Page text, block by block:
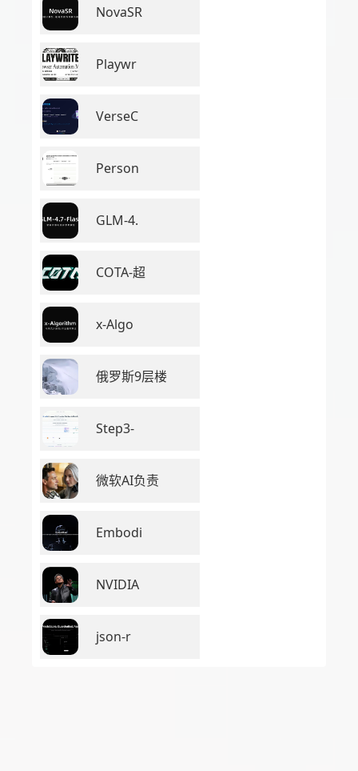
NovaSR
Playwr
VerseC
Person
GLM-4.
COTA-超
x-Algo
俄罗斯9层楼
Step3-
微软AI负责
Embodi
NVIDIA
json-r